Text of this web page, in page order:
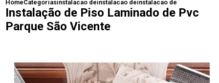
HomeCategoriasinstalacao de pisos laminados
instalacao de piso laminado branco
instalacao de piso
Instalação de Piso Laminado de Pvc
Parque São Vicente